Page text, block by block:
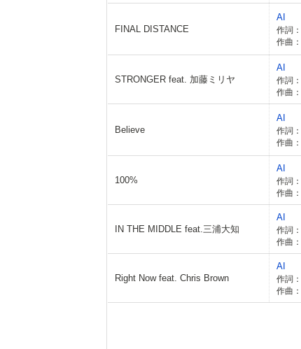
FINAL DISTANCE
AI
作詞：
作曲：
STRONGER feat. 加藤ミリヤ
AI
作詞：
作曲：
Believe
AI
作詞：
作曲：
100%
AI
作詞：
作曲：
IN THE MIDDLE feat.三浦大知
AI
作詞：
作曲：
Right Now feat. Chris Brown
AI
作詞：
作曲：